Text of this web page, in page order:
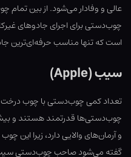
عالی و وفادار می‌شود. از بین
چوب‌دستی برای اجرای جادوهای
است که تنها مناسب حرفه‌ای‌ترین
سیب (Apple)
تعداد کمی چوب‌دستی با چوب
چوب‌دستی‌ها قدرتمند هستند و
و آرمان‌های والایی دارد، زیرا این
گفته می‌شود صاحب چوب‌دستی